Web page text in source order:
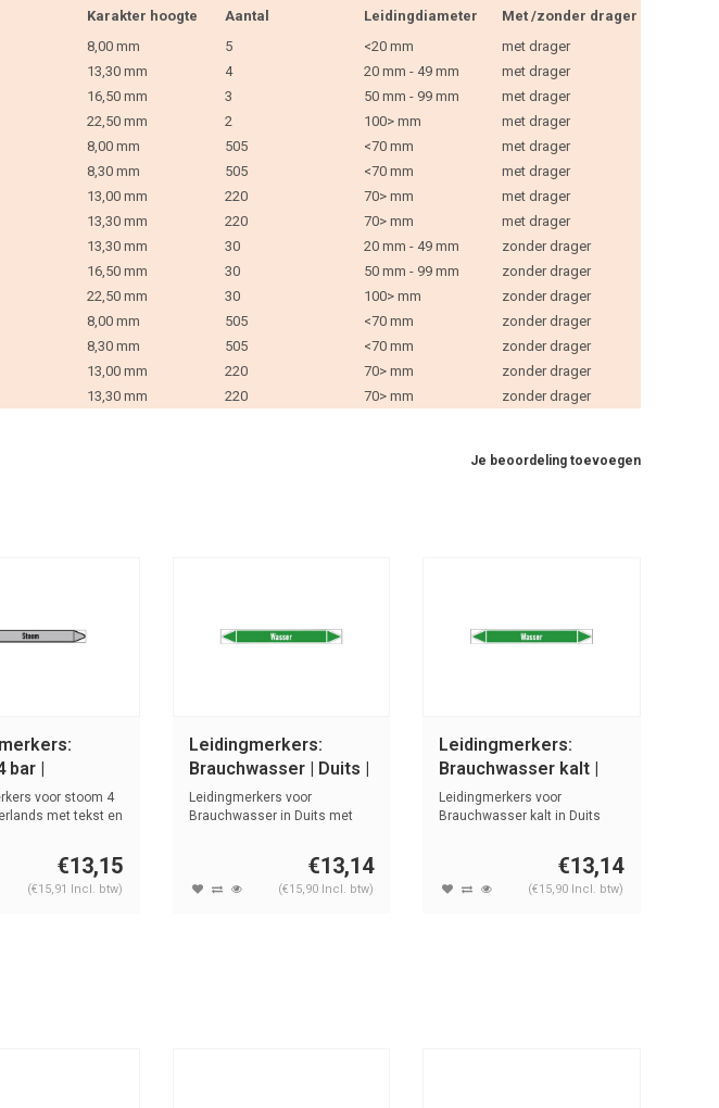
Karakter hoogte Aantal Leidingdiameter
Met /zonder drager
8,00 mm 5 <20 mm
met drager
13,30 mm 4 20 mm - 49 mm
met drager
16,50 mm 3 50 mm - 99 mm
met drager
22,50 mm 2 100> mm
met drager
8,00 mm 505 <70 mm
met drager
8,30 mm 505 <70 mm
met drager
13,00 mm 220 70> mm
met drager
13,30 mm 220 70> mm
met drager
13,30 mm 30 20 mm - 49 mm
zonder drager
16,50 mm 30 50 mm - 99 mm
zonder drager
22,50 mm 30 100> mm
zonder drager
8,00 mm 505 <70 mm
zonder drager
8,30 mm 505 <70 mm
zonder drager
13,00 mm 220 70> mm
zonder drager
13,30 mm 220 70> mm zonder drager
Je beoordeling toevoegen
bar |
| Stoom
voor stoom 4
met tekst en
€13,15
(€15,91 Incl. btw)
Leidingmerkers:
Brauchwasser | Duits |
Water
Leidingmerkers voor
Brauchwasser in Duits met
€13,14
(€15,90 Incl. btw)
Leidingmerkers:
Brauchwasser kalt |
Duits | Water
Leidingmerkers voor
Brauchwasser kalt in Duits
€13,14
(€15,90 Incl. btw)